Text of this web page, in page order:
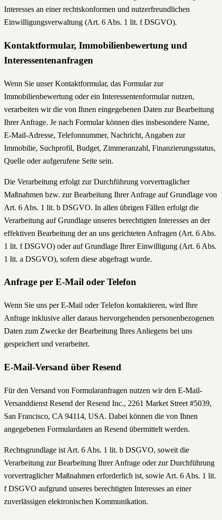
Interesses an einer rechtskonformen und nutzerfreundlichen
Einwilligungsverwaltung (Art. 6 Abs. 1 lit. f DSGVO).
Kontaktformular, Immobilienbewertung und
Interessentenanfragen
Wenn Sie unser Kontaktformular, das Formular zur
Immobilienbewertung oder ein Interessentenformular nutzen,
verarbeiten wir die von Ihnen eingegebenen Daten zur Bearbeitung
Ihrer Anfrage. Je nach Formular können dies insbesondere Name,
E-Mail-Adresse, Telefonnummer, Nachricht, Angaben zur
Immobilie, Suchprofil, Budget, Zimmeranzahl, Finanzierungsstatus,
Quelle oder aufgerufene Seite sein.
Die Verarbeitung erfolgt zur Durchführung vorvertraglicher
Maßnahmen bzw. zur Bearbeitung Ihrer Anfrage auf Grundlage von
Art. 6 Abs. 1 lit. b DSGVO. In allen übrigen Fällen erfolgt die
Verarbeitung auf Grundlage unseres berechtigten Interesses an der
effektiven Bearbeitung der an uns gerichteten Anfragen (Art. 6 Abs.
1 lit. f DSGVO) oder auf Grundlage Ihrer Einwilligung (Art. 6 Abs.
1 lit. a DSGVO), sofern diese abgefragt wurde.
Anfrage per E-Mail oder Telefon
Wenn Sie uns per E-Mail oder Telefon kontaktieren, wird Ihre
Anfrage inklusive aller daraus hervorgehenden personenbezogenen
Daten zum Zwecke der Bearbeitung Ihres Anliegens bei uns
gespeichert und verarbeitet.
E-Mail-Versand über Resend
Für den Versand von Formularanfragen nutzen wir den E-Mail-
Versanddienst Resend der Resend Inc., 2261 Market Street #5039,
San Francisco, CA 94114, USA. Dabei können die von Ihnen
angegebenen Formulardaten an Resend übermittelt werden.
Rechtsgrundlage ist Art. 6 Abs. 1 lit. b DSGVO, soweit die
Verarbeitung zur Bearbeitung Ihrer Anfrage oder zur Durchführung
vorvertraglicher Maßnahmen erforderlich ist, sowie Art. 6 Abs. 1 lit.
f DSGVO aufgrund unseres berechtigten Interesses an einer
zuverlässigen elektronischen Kommunikation.